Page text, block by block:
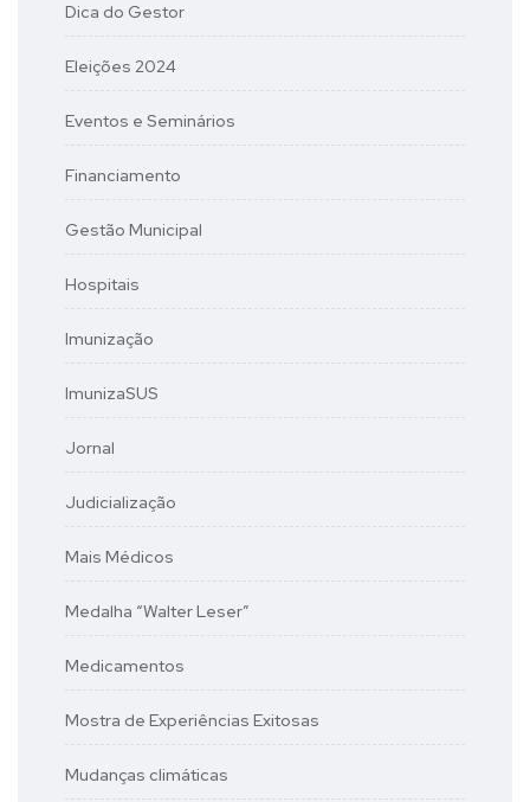
Dica do Gestor
Eleições 2024
Eventos e Seminários
Financiamento
Gestão Municipal
Hospitais
Imunização
ImunizaSUS
Jornal
Judicialização
Mais Médicos
Medalha “Walter Leser”
Medicamentos
Mostra de Experiências Exitosas
Mudanças climáticas